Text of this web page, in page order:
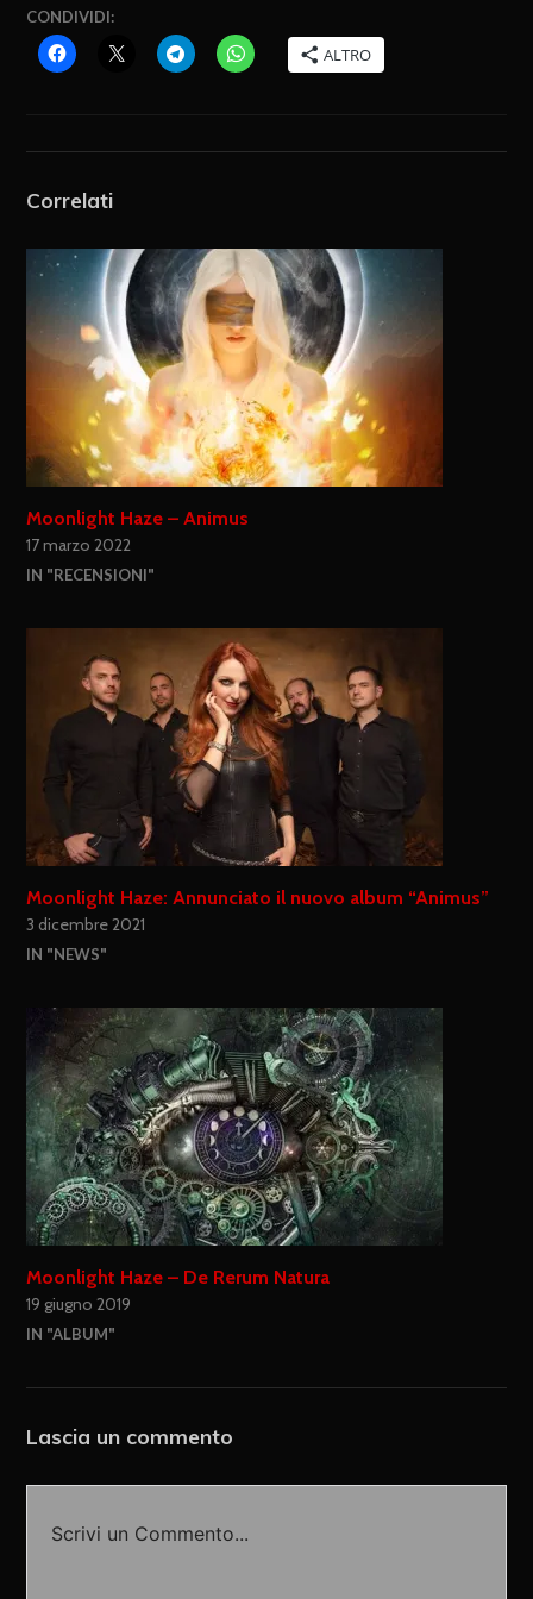
CONDIVIDI:
ALTRO
Correlati
Moonlight Haze – Animus
17 marzo 2022
IN "RECENSIONI"
Moonlight Haze: Annunciato il nuovo album “Animus”
3 dicembre 2021
IN "NEWS"
Moonlight Haze – De Rerum Natura
19 giugno 2019
IN "ALBUM"
Lascia un commento
Scrivi un Commento...